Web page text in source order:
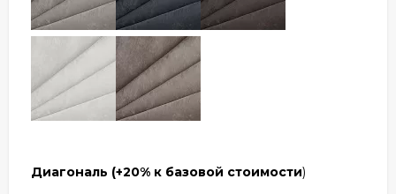
Диагональ (+20% к базовой стоимости)